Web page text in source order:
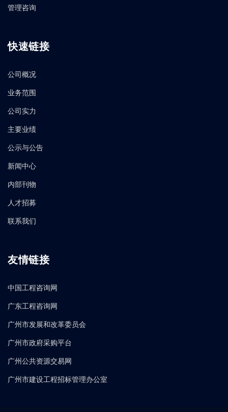
管理咨询
快速链接
公司概况
业务范围
公司实力
主要业绩
公示与公告
新闻中心
内部刊物
人才招募
联系我们
友情链接
中国工程咨询网
广东工程咨询网
广州市发展和改革委员会
广州市政府采购平台
广州公共资源交易网
广州市建设工程招标管理办公室